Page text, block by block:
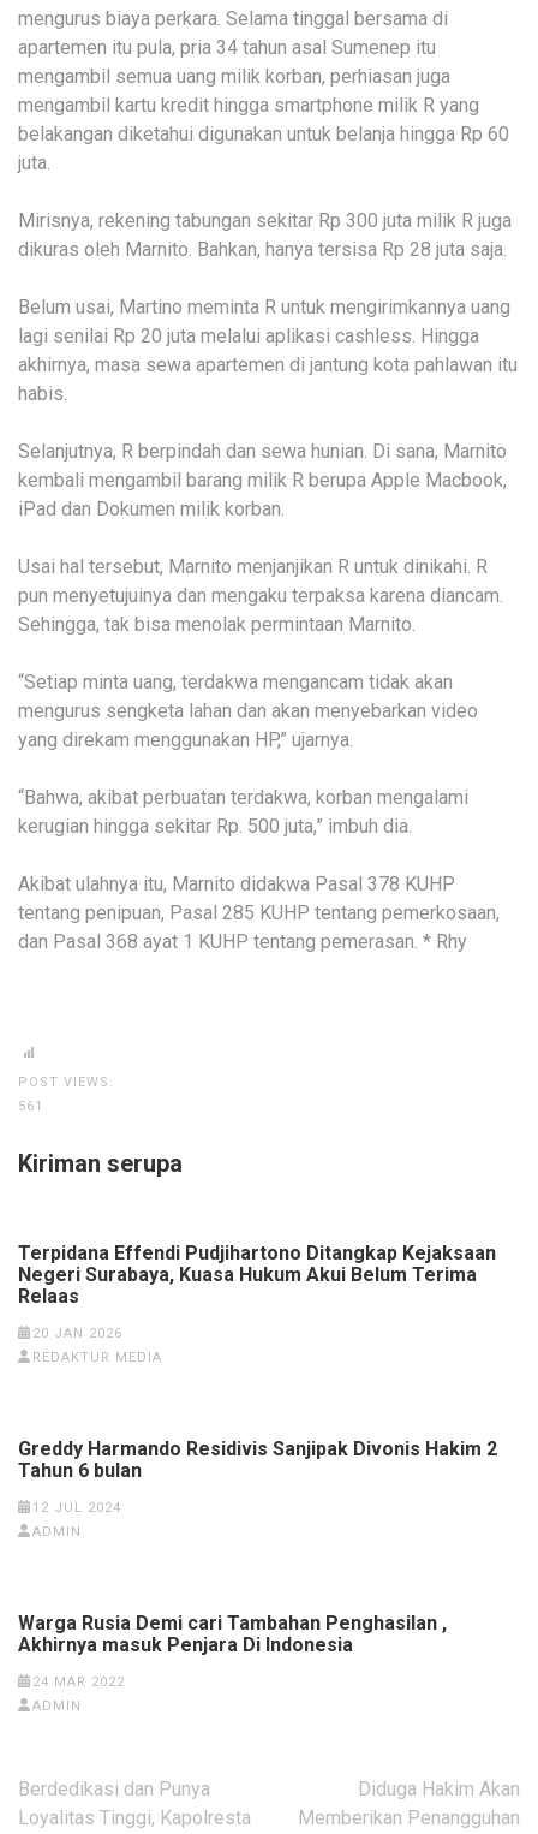
mengurus biaya perkara. Selama tinggal bersama di
apartemen itu pula, pria 34 tahun asal Sumenep itu
mengambil semua uang milik korban, perhiasan juga
mengambil kartu kredit hingga smartphone milik R yang
belakangan diketahui digunakan untuk belanja hingga Rp 60
juta.
Mirisnya, rekening tabungan sekitar Rp 300 juta milik R juga
dikuras oleh Marnito. Bahkan, hanya tersisa Rp 28 juta saja.
Belum usai, Martino meminta R untuk mengirimkannya uang
lagi senilai Rp 20 juta melalui aplikasi cashless. Hingga
akhirnya, masa sewa apartemen di jantung kota pahlawan itu
habis.
Selanjutnya, R berpindah dan sewa hunian. Di sana, Marnito
kembali mengambil barang milik R berupa Apple Macbook,
iPad dan Dokumen milik korban.
Usai hal tersebut, Marnito menjanjikan R untuk dinikahi. R
pun menyetujuinya dan mengaku terpaksa karena diancam.
Sehingga, tak bisa menolak permintaan Marnito.
“Setiap minta uang, terdakwa mengancam tidak akan
mengurus sengketa lahan dan akan menyebarkan video
yang direkam menggunakan HP,” ujarnya.
“Bahwa, akibat perbuatan terdakwa, korban mengalami
kerugian hingga sekitar Rp. 500 juta,” imbuh dia.
Akibat ulahnya itu, Marnito didakwa Pasal 378 KUHP
tentang penipuan, Pasal 285 KUHP tentang pemerkosaan,
dan Pasal 368 ayat 1 KUHP tentang pemerasan. * Rhy
POST VIEWS:
561
Kiriman serupa
Terpidana Effendi Pudjihartono Ditangkap Kejaksaan
Negeri Surabaya, Kuasa Hukum Akui Belum Terima
Relaas
20 JAN 2026
REDAKTUR MEDIA
Greddy Harmando Residivis Sanjipak Divonis Hakim 2
Tahun 6 bulan
12 JUL 2024
ADMIN
Warga Rusia Demi cari Tambahan Penghasilan ,
Akhirnya masuk Penjara Di Indonesia
24 MAR 2022
ADMIN
Navigasi
pos
Berdedikasi dan Punya
Loyalitas Tinggi, Kapolresta
Diduga Hakim Akan
Memberikan Penangguhan